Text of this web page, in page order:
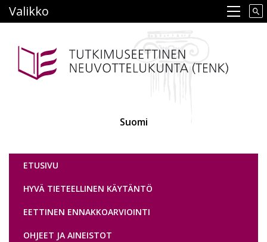
pääsisältöön
Main navigation
Valikko
Suomi
Tutkimuseettinen neuvottelukunta
ETUSIVU
HYVÄ TIETEELLINEN KÄYTÄNTÖ
EETTINEN ENNAKKOARVIOINTI
OHJEET JA AINEISTOT